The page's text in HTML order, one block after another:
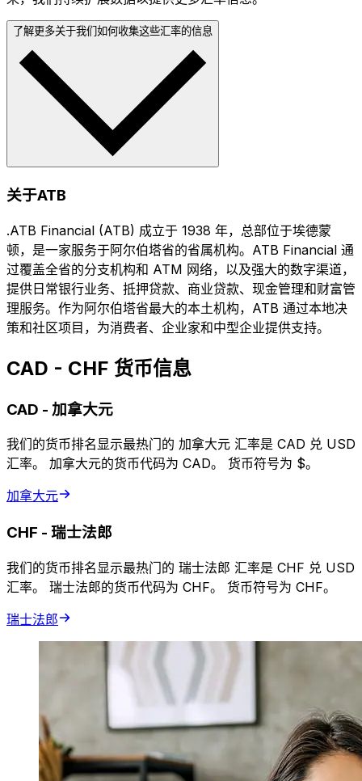
了解更多关于我们如何收集这些汇率的信息
关于ATB
.ATB Financial (ATB) 成立于 1938 年，总部位于埃德蒙
顿，是一家服务于阿尔伯塔省的省属机构。ATB Financial 通
过覆盖全省的分支机构和 ATM 网络，以及强大的数字渠道，
提供日常银行业务、抵押贷款、商业贷款、现金管理和财富管
理服务。作为阿尔伯塔省最大的本土机构，ATB 通过本地决
策和社区项目，为消费者、企业家和中型企业提供支持。
CAD - CHF 货币信息
CAD - 加拿大元
我们的货币排名显示最热门的 加拿大元 汇率是 CAD 兑 USD
汇率。 加拿大元的货币代码为 CAD。 货币符号为 $。
加拿大元
CHF - 瑞士法郎
我们的货币排名显示最热门的 瑞士法郎 汇率是 CHF 兑 USD
汇率。 瑞士法郎的货币代码为 CHF。 货币符号为 CHF。
瑞士法郎